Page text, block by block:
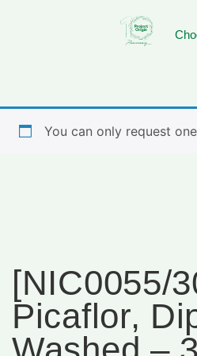
You can only request
[NIC0055/
Picaflor,